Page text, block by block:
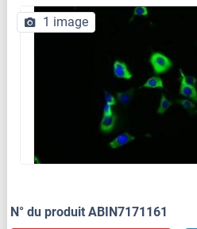
1 image
N° du produit ABIN7171161